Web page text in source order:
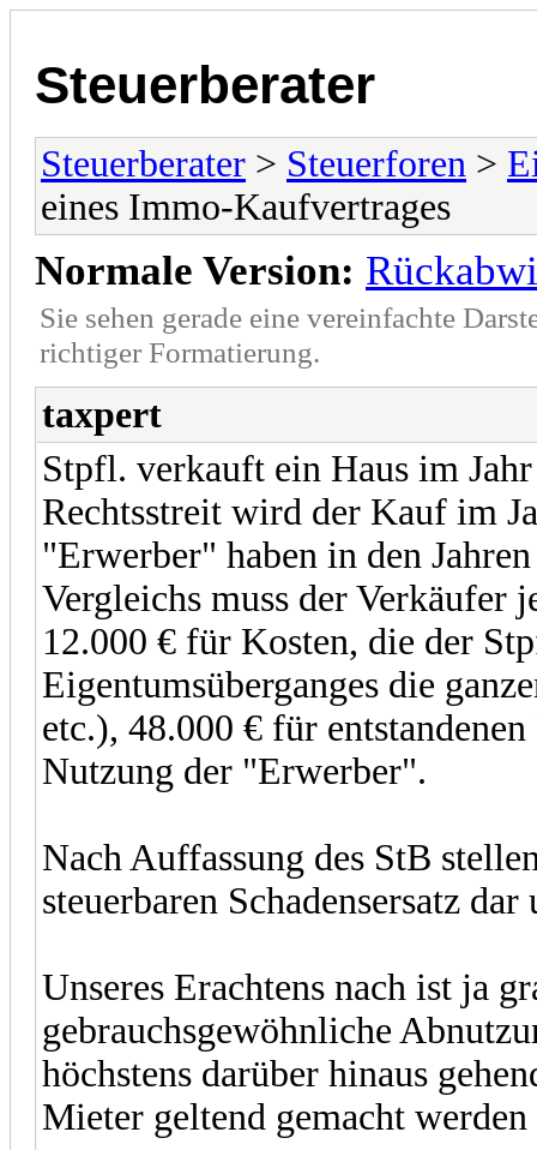
Steuerberater
Steuerberater > Steuerforen >
eines Immo-Kaufvertrages
Normale Version:
Sie sehen gerade eine vereinfachte
richtiger Formatierung.
taxpert
Stpfl. verkauft ein Haus im
Rechtsstreit wird der Kauf im
"Erwerber" haben in den
Vergleichs muss der Verkäufer
12.000 € für Kosten, die der
Eigentumsüberganges die
etc.), 48.000 € für
Nutzung der "Erwerber".
Nach Auffassung des StB
steuerbaren Schadensersatz
Unseres Erachtens nach ist ja
gebrauchsgewöhnliche
höchstens darüber hinaus
Mieter geltend gemacht